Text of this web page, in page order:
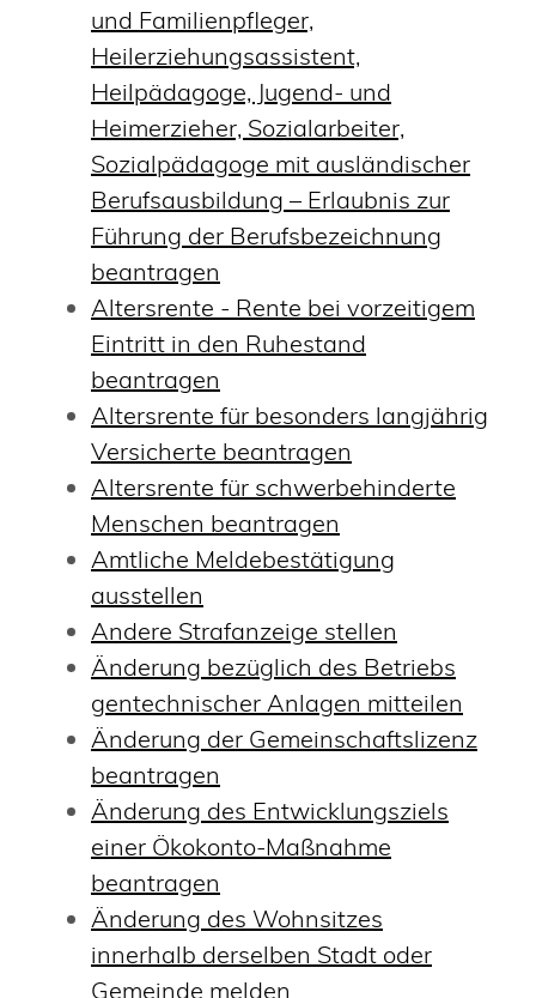
und Familienpfleger,
Heilerziehungsassistent,
Heilpädagoge, Jugend- und
Heimerzieher, Sozialarbeiter,
Sozialpädagoge mit ausländischer
Berufsausbildung – Erlaubnis zur
Führung der Berufsbezeichnung
beantragen
Altersrente - Rente bei vorzeitigem
Eintritt in den Ruhestand
beantragen
Altersrente für besonders langjährig
Versicherte beantragen
Altersrente für schwerbehinderte
Menschen beantragen
Amtliche Meldebestätigung
ausstellen
Andere Strafanzeige stellen
Änderung bezüglich des Betriebs
gentechnischer Anlagen mitteilen
Änderung der Gemeinschaftslizenz
beantragen
Änderung des Entwicklungsziels
einer Ökokonto-Maßnahme
beantragen
Änderung des Wohnsitzes
innerhalb derselben Stadt oder
Gemeinde melden